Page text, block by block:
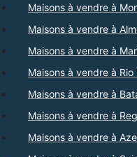
Maisons à vendre à
Maisons à vendre à
Maisons à vendre à
Maisons à vendre à Rio
Maisons à vendre à
Maisons à vendre à
Maisons à vendre à